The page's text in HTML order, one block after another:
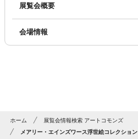
展覧会概要
会場情報
ホーム
展覧会情報検索 アートコモンズ
メアリー・エインズワース浮世絵コレクション